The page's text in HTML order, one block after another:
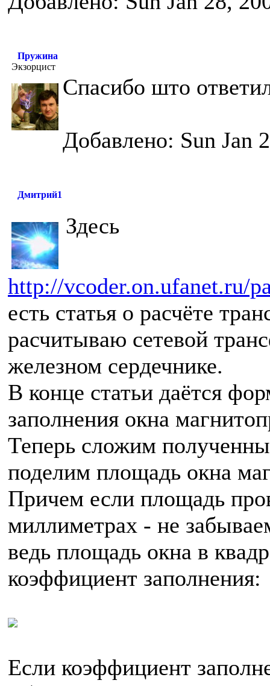
Пружина
Экзорцист
Спасибо што
Добавлено: Sun Jan
Дмитрий1
Здесь
http://vcoder.on.ufanet.ru/
есть статья о расчёте
расчитываю сетевой
железном сердечнике.
В конце статьи даётся
заполнения окна
Теперь сложим
поделим площадь окна
Причем если площадь
миллиметрах - не
ведь площадь окна в
коэффициент заполнения:
Если коэффициент